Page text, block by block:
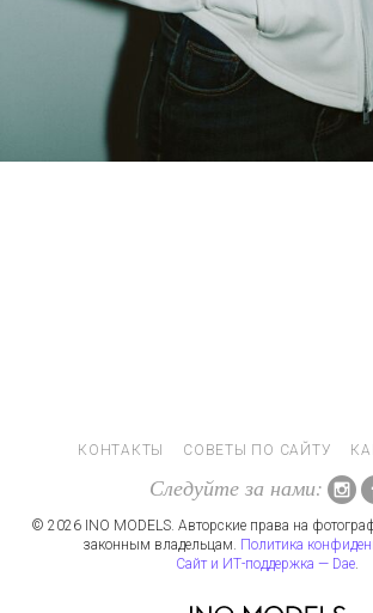
КОНТАКТЫ СОВЕТЫ ПО САЙТУ
Следуйте за нами:
© 2026 INO MODELS. Авторские права на
законным владельцам. Политика
Сайт и ИТ-поддержка — Dae.